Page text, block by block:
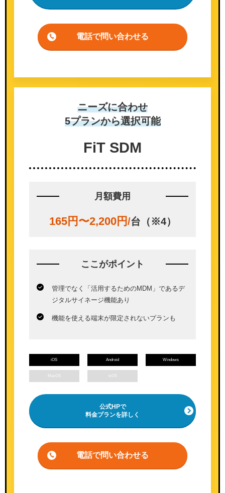
電話で問い合わせる
ニーズに合わせ
5プランから選択可能
FiT SDM
月額費用
165円〜2,200円/台（※4）
ここがポイント
管理でなく「活用するためのMDM」であるデ
ジタルサイネージ機能あり
機能を使える端末が限定されないプランも
iOS Android Windows
MacOS tvOS
公式HPで
料金プランを詳しく
電話で問い合わせる